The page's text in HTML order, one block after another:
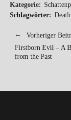
Kategorie:
Schlagwörter:
Vorheriger
Firstborn Evil – A
from the Past